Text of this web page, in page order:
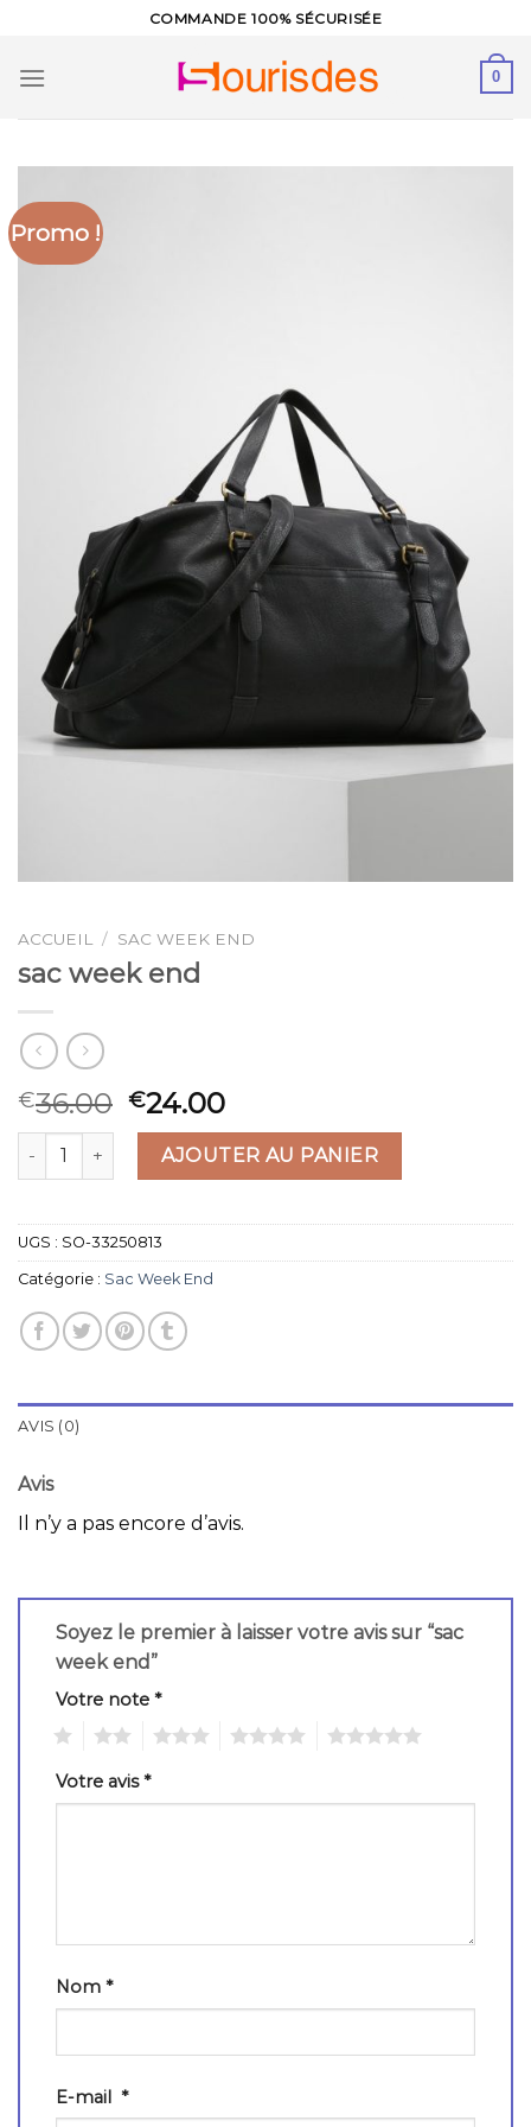
content
COMMANDE 100% SÉCURISÉE
0
Promo !
ACCUEIL / SAC WEEK END
sac week end
€36.00 €24.00
quantité de sac week endAJOUTER AU PANIER
UGS : SO-33250813
Catégorie : Sac Week End
AVIS (0)
Avis
Il n’y a pas encore d’avis.
Soyez le premier à laisser votre avis sur “sac
week end”
Votre note *
Votre avis*
Nom *
E-mail *